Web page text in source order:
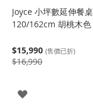
Joyce 小坪數延伸餐桌
120/162cm 胡桃木色
$15,990 (售價已折)
$16,990
登